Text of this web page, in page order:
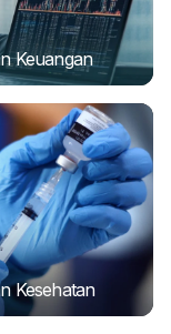
Keuangan
Kesehatan